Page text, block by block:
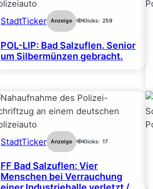
StadtTicker Anzeige Klicks: 259
POL-LIP: Bad Salzuflen. Senior
um Silbermünzen gebracht.
StadtTicker Anzeige Klicks: 17
FF Bad Salzuflen: Vier
Menschen bei Verrauchung